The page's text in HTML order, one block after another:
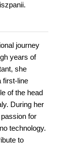
journey
years of
she
first-line
of the head
During her
for
technology.
to